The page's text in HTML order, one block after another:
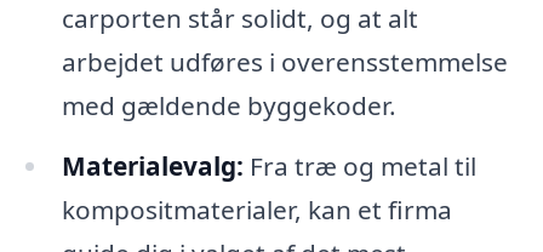
carporten står solidt, og at alt
arbejdet udføres i overensstemmelse
med gældende byggekoder.
Materialevalg: Fra træ og metal til
kompositmaterialer, kan et firma